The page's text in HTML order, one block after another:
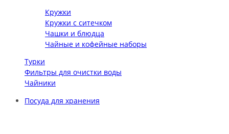
Кружки
Кружки с ситечком
Чашки и блюдца
Чайные и кофейные наборы
Турки
Фильтры для очистки воды
Чайники
Посуда для хранения